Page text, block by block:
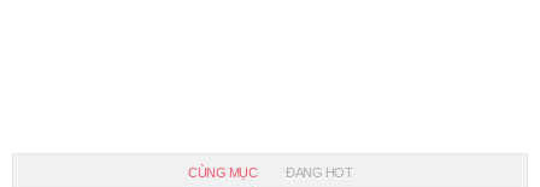
CÙNG MỤC ĐANG HOT